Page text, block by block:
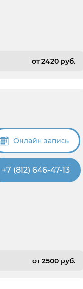
от 2420 pуб.
Онлайн запись
+7 (812) 646-47-13
от 2500 pуб.